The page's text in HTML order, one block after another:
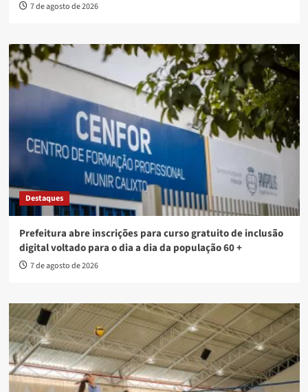
7 de agosto de 2026
Destaques
Prefeitura abre inscrições para curso gratuito de inclusão
digital voltado para o dia a dia da população 60 +
7 de agosto de 2026